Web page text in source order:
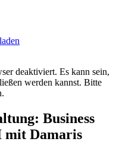
deaktiviert. Es kann sein,
werden kannst. Bitte
Business
Damaris